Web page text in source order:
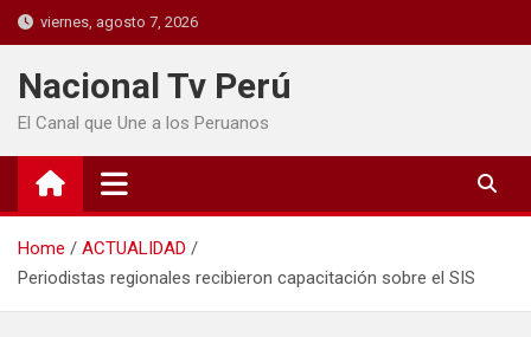
viernes, agosto 7, 2026
Nacional Tv Perú
El Canal que Une a los Peruanos
Home
ACTUALIDAD
Periodistas regionales recibieron capacitación sobre el SIS